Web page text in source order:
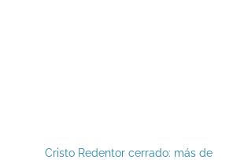
Cristo Redentor cerrado: más de